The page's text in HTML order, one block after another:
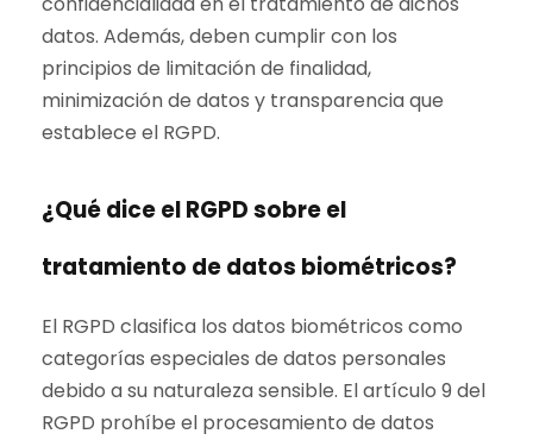
datos. Además, deben cumplir con los
principios de limitación de finalidad,
minimización de datos y transparencia que
establece el RGPD.
¿Qué dice el RGPD sobre el
tratamiento de datos biométricos?
El RGPD clasifica los datos biométricos como
categorías especiales de datos personales
debido a su naturaleza sensible. El artículo 9 del
RGPD prohíbe el procesamiento de datos